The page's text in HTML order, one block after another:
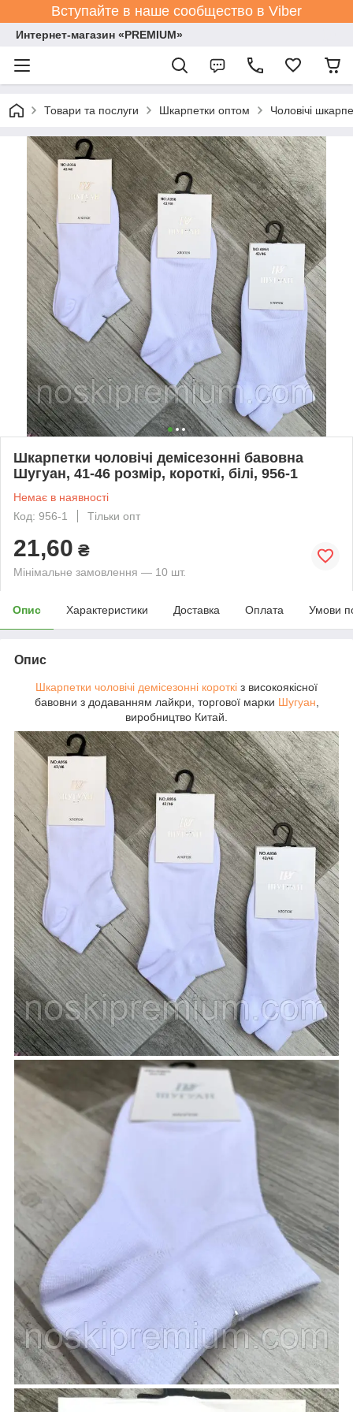
Вступайте в наше сообщество в Viber
Интернет-магазин «PREMIUM»
Товари та послуги Шкарпетки оптом Чоловічі
Шкарпетки чоловічі демісезонні бавовна
Шугуан, 41-46 розмір, короткі, білі, 956-1
Немає в наявності
Код: 956-1
Тільки опт
21,60 ₴
Мінімальне замовлення — 10 шт.
Опис Характеристики Доставка Оплата Умови
Опис
Шкарпетки чоловічі демісезонні короткі з високоякісної
бавовни з додаванням лайкри, торгової марки Шугуан
виробництво Китай.